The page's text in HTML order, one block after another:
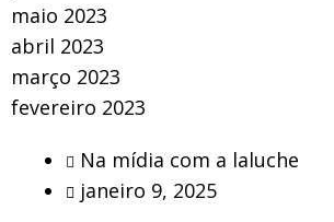
maio 2023
abril 2023
março 2023
fevereiro 2023
Na mídia com a laluche
janeiro 9, 2025